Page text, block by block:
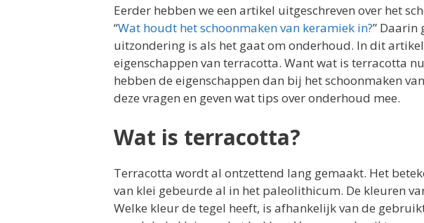
Eerder hebben we een artikel uitgeschreven over het
“Wat houdt het schoonmaken van keramiek in?” Daarin
uitzondering is als het gaat om onderhoud. In dit
eigenschappen van terracotta. Want wat is terracotta
hebben de eigenschappen dan bij het schoonmaken
deze vragen en geven wat tips over onderhoud mee.
Wat is terracotta?
Terracotta wordt al ontzettend lang gemaakt. Het
van klei gebeurde al in het paleolithicum. De kleuren
Welke kleur de tegel heeft, is afhankelijk van de